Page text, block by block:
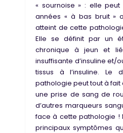
« sournoise » : elle peut
années « à bas bruit »
atteint de cette
Elle se définit par un
chronique à jeun et
insuffisante d’insuline et/
tissus à l’insuline. Le
pathologie peut tout à
une prise de sang de
d’autres marqueurs
face à cette pathologie !
principaux symptômes